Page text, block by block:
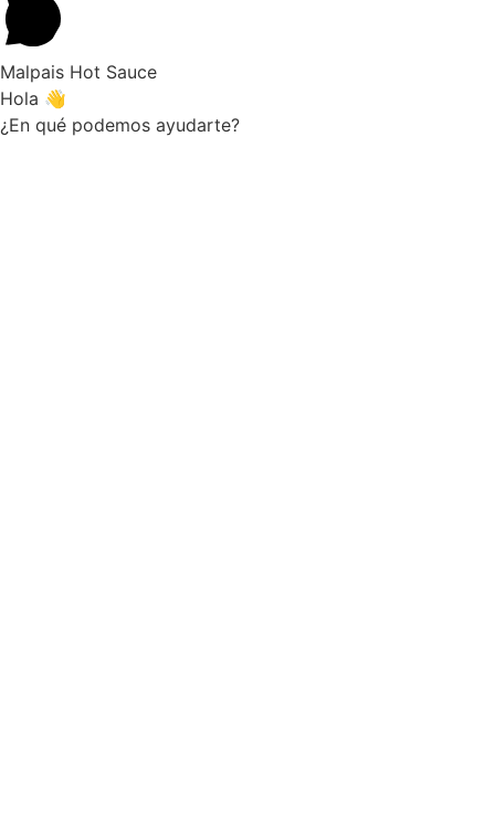
Malpais Hot Sauce
Hola 👋
¿En qué podemos ayudarte?